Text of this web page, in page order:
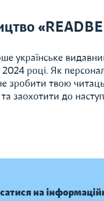
українське
році. Як
зробити твою
заохотити до
на